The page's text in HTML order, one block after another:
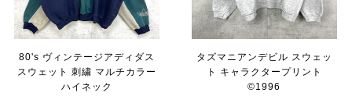
80's ヴィンテージアディダス
スウェット 刺繍 マルチカラー
ハイネック
タズマニアンデビル スウェッ
ト キャラクタープリント
©︎1996